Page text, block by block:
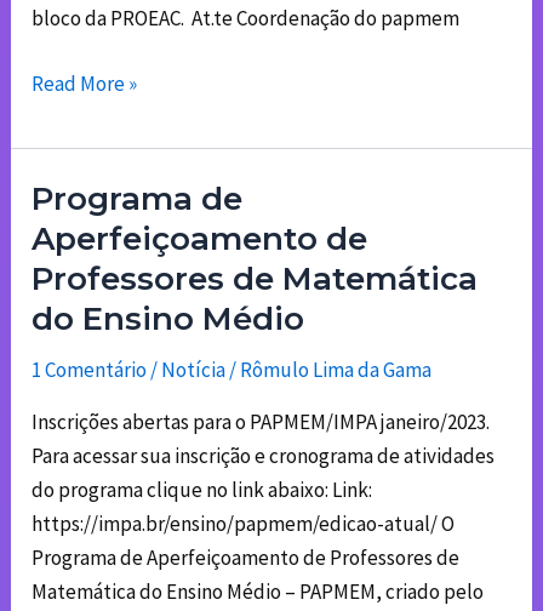
bloco da PROEAC. At.te Coordenação do papmem
Read More »
Programa de
Aperfeiçoamento de
Professores de Matemática
do Ensino Médio
1 Comentário/Notícia/Rômulo Lima da Gama
Inscrições abertas para o PAPMEM/IMPA janeiro/2023.
Para acessar sua inscrição e cronograma de atividades
do programa clique no link abaixo: Link:
https://impa.br/ensino/papmem/edicao-atual/ O
Programa de Aperfeiçoamento de Professores de
Matemática do Ensino Médio – PAPMEM, criado pelo
Programa
de
Aperfeiçoamento
de
Professores
de
do
Ensino
Médio